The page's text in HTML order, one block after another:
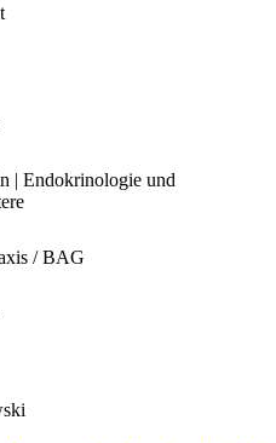
| Endokrinologie und
/ BAG